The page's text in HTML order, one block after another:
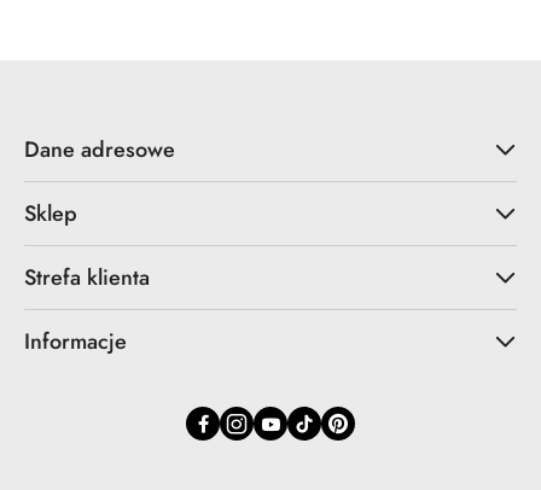
Dane adresowe
Sklep
Strefa klienta
Informacje